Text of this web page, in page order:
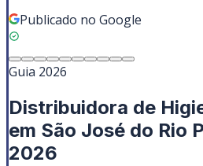
Publicado no Google
Guia 2026
Distribuidora de
em São José do Rio
2026